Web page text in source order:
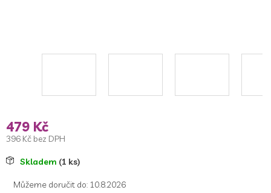
479 Kč
396 Kč bez DPH
MěrnáSkladem (1 ks)
Můžeme doručit do: 10.8.2026